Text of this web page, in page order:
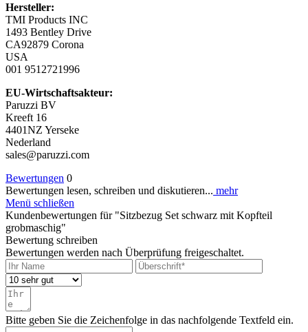
Hersteller:
TMI Products INC
1493 Bentley Drive
CA92879 Corona
USA
001 9512721996
EU-Wirtschaftsakteur:
Paruzzi BV
Kreeft 16
4401NZ Yerseke
Nederland
sales@paruzzi.com
Bewertungen 0
Bewertungen lesen, schreiben und diskutieren... mehr
Menü schließen
Kundenbewertungen für "Sitzbezug Set schwarz mit Kopfteil
grobmaschig"
Bewertung schreiben
Bewertungen werden nach Überprüfung freigeschaltet.
Bitte geben Sie die Zeichenfolge in das nachfolgende Textfeld ein.